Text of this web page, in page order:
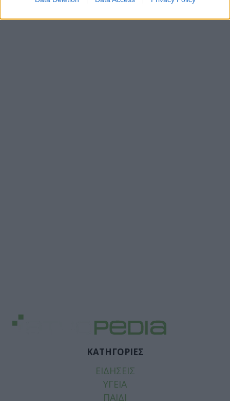
ΚΑΤΗΓΟΡΙΕΣ
ΕΙΔΗΣΕΙΣ
ΥΓΕΙΑ
ΠΑΙΔΙ